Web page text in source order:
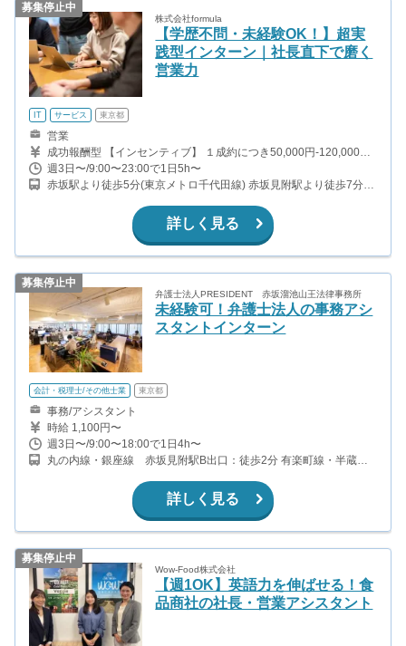
募集停止中
株式会社formula
【学歴不問・未経験OK！】超実
践型インターン｜社長直下で磨く
営業力
IT サービス 東京都
営業
成功報酬型 【インセンティブ】 １成約につき50,000円-120,000円
週40時間稼働する場合の月収の目安（平均程度） 30~100万円
週3日〜/9:00〜23:00で1日5h〜
赤坂駅より徒歩5分(東京メトロ千代田線) 赤坂見附駅より徒歩7分
詳しく見る
募集停止中
弁護士法人PRESIDENT 赤坂溜池山王法律事務所
未経験可！弁護士法人の事務アシ
スタントインターン
会計・税理士/その他士業 東京都
事務/アシスタント
時給 1,100円〜
週3日〜/9:00〜18:00で1日4h〜
丸の内線・銀座線 赤坂見附駅B出口：徒歩2分 有楽町線・半蔵門
詳しく見る
募集停止中
Wow-Food株式会社
【週1OK】英語力を伸ばせる！食
品商社の社長・営業アシスタント